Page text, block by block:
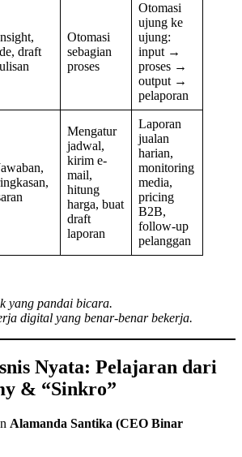
draft
Otomasi
sebagian
proses
Otomasi
ujung ke
ujung:
input →
proses →
output →
pelaporan
Mengatur
jadwal,
kirim e-
mail,
hitung
harga, buat
draft
laporan
Laporan
jualan
harian,
monitoring
media,
pricing
B2B,
follow-up
pelanggan
yang pandai bicara.
digital yang benar-benar bekerja.
Nyata: Pelajaran dari
& “Sinkro”
Alamanda Santika (CEO Binar